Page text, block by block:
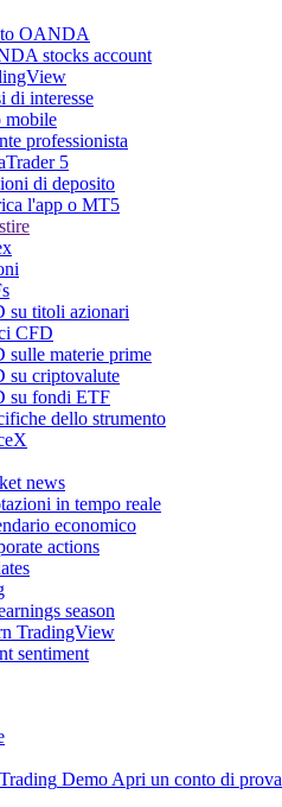
OANDA
stocks account
di interesse
mobile
professionista
5
di deposito
l'app o MT5
su titoli azionari
CFD
sulle materie prime
su criptovalute
su fondi ETF
dello strumento
news
in tempo reale
economico
actions
season
TradingView
sentiment
Trading Demo Apri un conto di prova